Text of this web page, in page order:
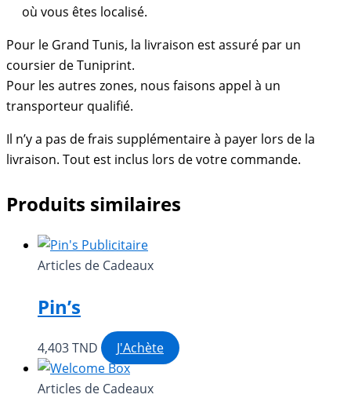
où vous êtes localisé.
Pour le Grand Tunis, la livraison est assuré par un
coursier de Tuniprint.
Pour les autres zones, nous faisons appel à un
transporteur qualifié.
Il n’y a pas de frais supplémentaire à payer lors de la
livraison. Tout est inclus lors de votre commande.
Produits similaires
Articles de Cadeaux
Pin’s
4,403TND J'Achète
Articles de Cadeaux